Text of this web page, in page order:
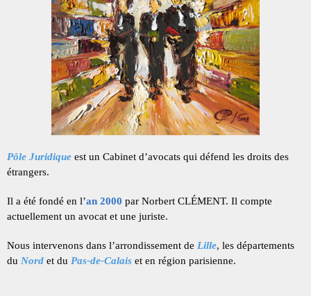
Pôle Juridique est un Cabinet d’avocats qui défend les droits des
étrangers.
Il a été fondé en l’an 2000 par Norbert CLÉMENT. Il compte
actuellement un avocat et une juriste.
Nous intervenons dans l’arrondissement de Lille, les départements
du Nord et du Pas‑de‑Calais et en région parisienne.